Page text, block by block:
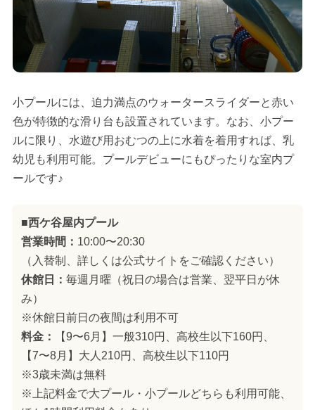
小プールには、迫力満点のウォータースライダーと赤い
色が特徴的な滑り台も設置されています。なお、小プー
ルに限り、水遊び用おむつの上に水着を着用すれば、乳
幼児も利用可能。プールデビューにもぴったりな室内プ
ールです♪
■西ケ谷屋内プール
営業時間： 10:00〜20:30
（入替制、詳しくは公式サイトをご確認ください）
休館日： 毎週月曜（祝日の場合は営業、翌平日が休
み）
※休館日前日の夜間は利用不可
料金：
【9〜6月】一般310円、高校生以下160円、
【7〜8月】大人210円、高校生以下110円
※3歳未満は無料
※上記料金で大プール・小プールどちらも利用可能、